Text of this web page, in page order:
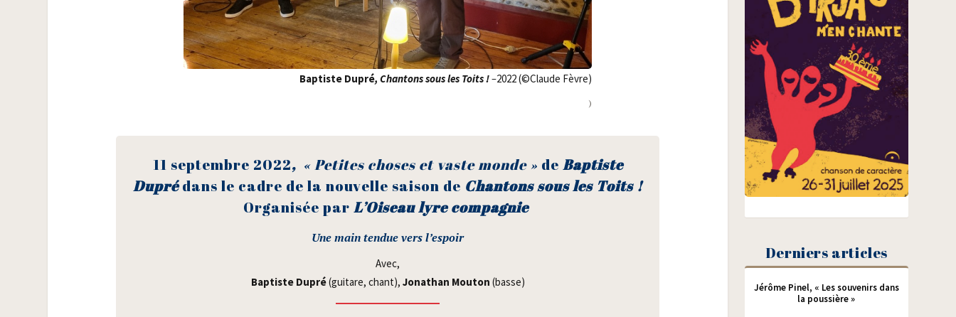
Bap­tiste Dupré, Chan­tons sous les Toits !–2022 (©Claude Fèvre)
)
11 sep­tembre 2022, « Petites choses et vaste monde » de Bap­tiste
Duprédans le cadre de la nou­velle sai­son de Chan­tons sous les Toits !
Orga­ni­sée par L’Oiseau lyre compagnie
Une main ten­due vers l’espoir
Avec,
Bap­tiste Dupré(gui­tare, chant), Jona­than Mou­ton (basse)
Derniers articles
Jérôme Pinel, « Les souvenirs dans
la poussière »